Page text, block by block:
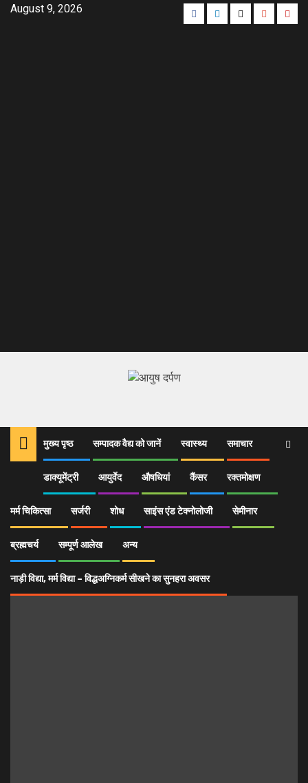
August 9, 2026
मुख्य पृष्ठ सम्पादक वैद्य को जानें स्वास्थ्य समाचार
डाक्यूमेंट्री आयुर्वेद औषधियां कैंसर रक्तमोक्षण
मर्म चिकित्सा सर्जरी शोध साइंस एंड टेक्नोलोजी सेमीनार
ब्रह्मचर्य सम्पूर्ण आलेख अन्य
नाड़ी विद्या, मर्म विद्या – विद्धअग्निकर्म सीखने का सुनहरा अवसर
EXCLUSIVE वैद्य संस्कारम् कार्यक्रम में डॉ. नवीन जोशी